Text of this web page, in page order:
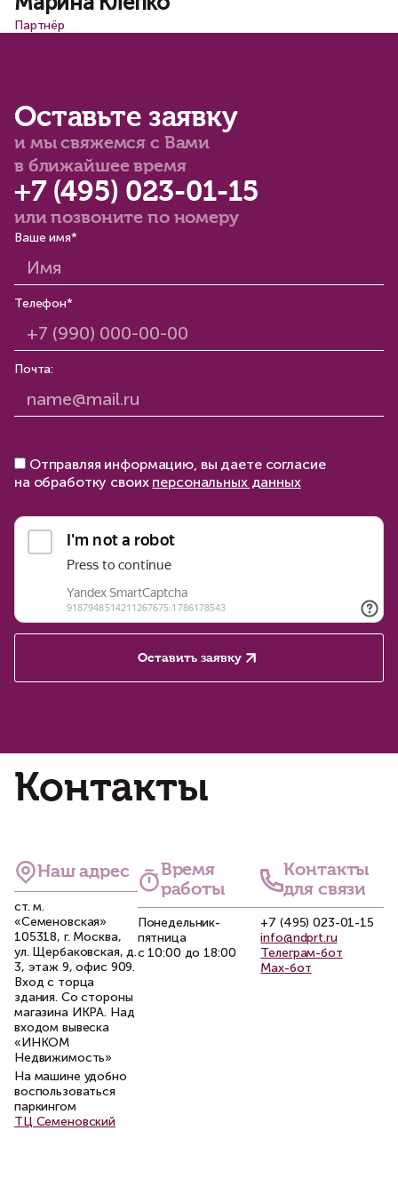
Партнёр
Оставьте заявку
и мы свяжемся с Вами
в ближайшее время
+7 (495) 023-01-15
или позвоните по номеру
Ваше имя*
Телефон*
Почта:
Отправляя информацию, вы даете согласие
на обработку своих персональных данных
Оставить заявку
Контакты
Наш адрес
ст. м.
«Семеновская»
105318, г. Москва,
ул. Щербаковская, д.
3, этаж 9, офис 909.
Вход с торца
здания. Со стороны
магазина ИКРА. Над
входом вывеска
«ИНКОМ
Недвижимость»
На машине удобно
воспользоваться
паркингом
ТЦ Семеновский
Время
работы
Понедельник-
пятница
с 10:00 до 18:00
Контакты
для связи
+7 (495) 023-01-15
info@ndprt.ru
Телеграм-бот
Max-бот